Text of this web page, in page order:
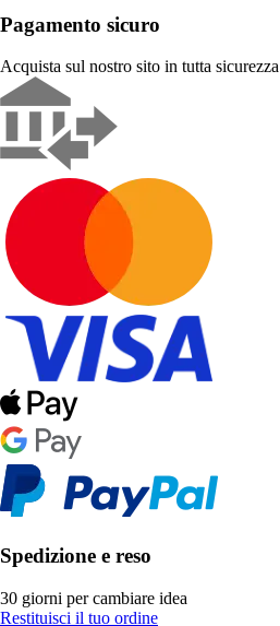
Pagamento sicuro
Acquista sul nostro sito in tutta sicurezza
Spedizione e reso
30 giorni per cambiare idea
Restituisci il tuo ordine